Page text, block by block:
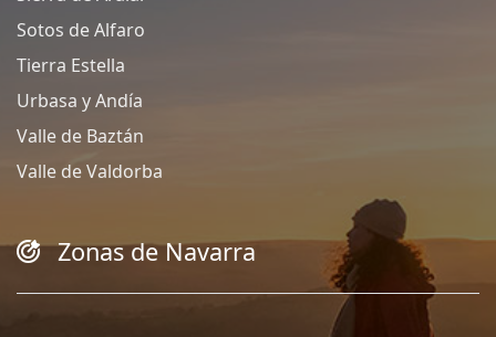
Sotos de Alfaro
Tierra Estella
Urbasa y Andía
Valle de Baztán
Valle de Valdorba
Zonas de Navarra